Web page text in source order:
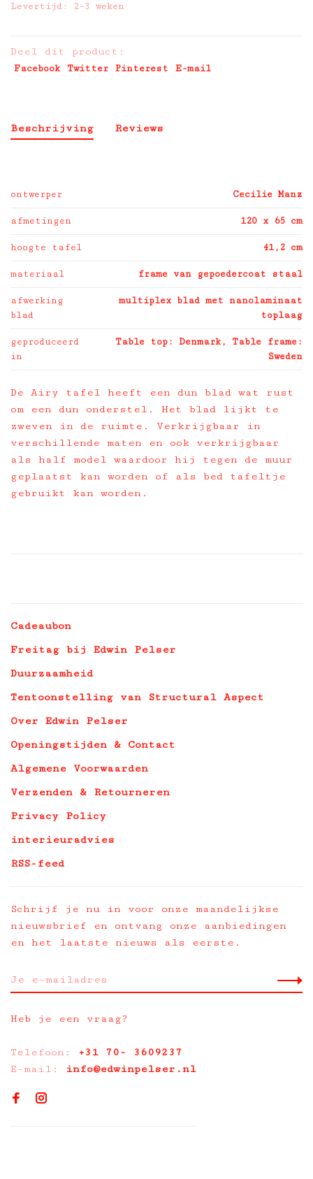
Levertijd: 2-3 weken
Deel dit product:
Facebook Twitter Pinterest E-mail
Beschrijving Reviews
ontwerper Cecilie Manz
afmetingen 120 x 65 cm
hoogte tafel 41,2 cm
materiaal frame van gepoedercoat staal
afwerking
blad
multiplex blad met nanolaminaat
toplaag
geproduceerd
in
Table top: Denmark, Table frame:
Sweden
De Airy tafel heeft een dun blad wat rust
om een dun onderstel. Het blad lijkt te
zweven in de ruimte. Verkrijgbaar in
verschillende maten en ook verkrijgbaar
als half model waardoor hij tegen de muur
geplaatst kan worden of als bed tafeltje
gebruikt kan worden.
Cadeaubon
Freitag bij Edwin Pelser
Duurzaamheid
Tentoonstelling van Structural Aspect
Over Edwin Pelser
Openingstijden & Contact
Algemene Voorwaarden
Verzenden & Retourneren
Privacy Policy
interieuradvies
RSS-feed
Schrijf je nu in voor onze maandelijkse
nieuwsbrief en ontvang onze aanbiedingen
en het laatste nieuws als eerste.
Heb je een vraag?
Telefoon: +31 70- 3609237
E-mail:
info@edwinpelser.nl